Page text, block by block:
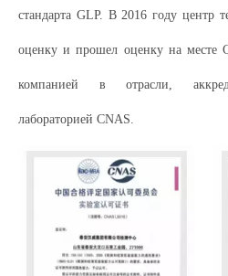
стандарта GLP. В 2016 году центр
оценку и прошел оценку на месте
компанией в отрасли,
лабораторией CNAS.